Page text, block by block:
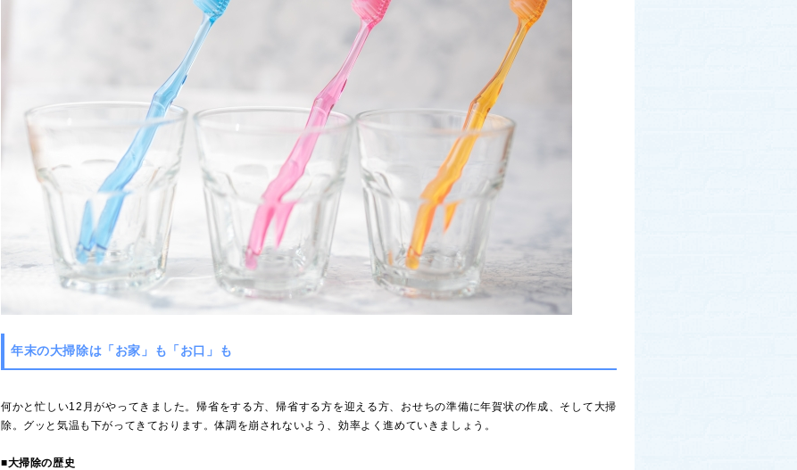
年末の大掃除は「お家」も「お口」も
何かと忙しい12月がやってきました。帰省をする方、帰省する方を迎える方、おせちの準備に年賀状の作成、そして大掃
除。グッと気温も下がってきております。体調を崩されないよう、効率よく進めていきましょう。
■大掃除の歴史